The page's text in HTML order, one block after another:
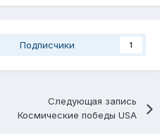
Подписчики 1
Следующая запись
Космические победы USA